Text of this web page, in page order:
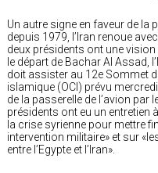
Un autre signe en faveur de la
depuis 1979, l’Iran renoue
deux présidents ont une
le départ de Bachar Al Assad,
doit assister au 12e Sommet
islamique (OCI) prévu
de la passerelle de l’avion par
présidents ont eu un entretien
la crise syrienne pour mettre
intervention militaire» et sur
entre l’Egypte et l’Iran».